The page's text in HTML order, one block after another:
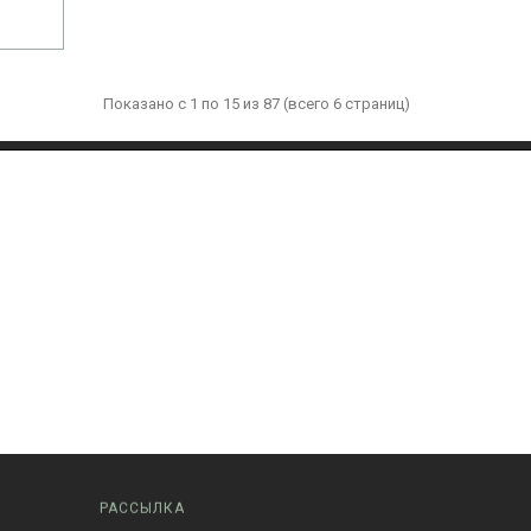
Показано с 1 по 15 из 87 (всего 6 страниц)
РАССЫЛКА